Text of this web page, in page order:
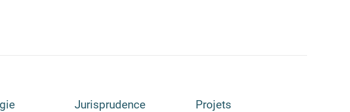
Jurisprudence Projets